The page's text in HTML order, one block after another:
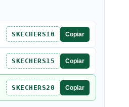
SKECHERS10 Copiar
SKECHERS15 Copiar
SKECHERS20 Copiar